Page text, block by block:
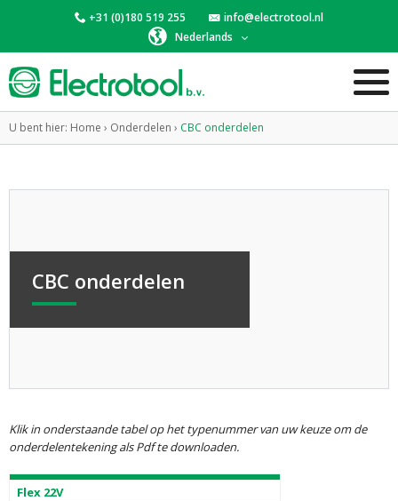
+31 (0)180 519 255
info@electrotool.nl
Nederlands
U bent hier: Home › Onderdelen › CBC onderdelen
CBC onderdelen
Klik in onderstaande tabel op het typenummer van uw keuze om de
onderdelentekening als Pdf te downloaden.
Flex 22V